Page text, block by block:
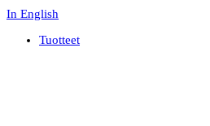
In English
Tuotteet